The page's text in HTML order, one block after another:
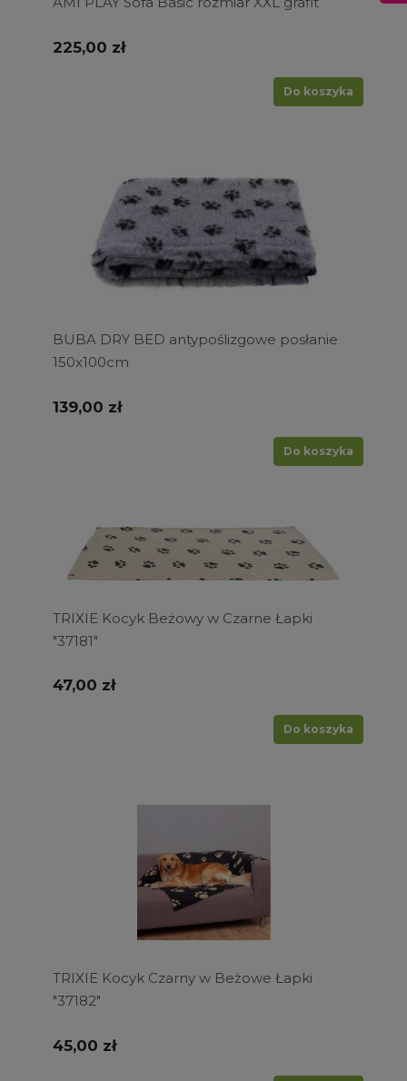
225,00 zł
Do koszyka
BUBA DRY BED antypoślizgowe posłanie
150x100cm
139,00 zł
Do koszyka
TRIXIE Kocyk Beżowy w Czarne Łapki
"37181"
47,00 zł
Do koszyka
TRIXIE Kocyk Czarny w Beżowe Łapki
"37182"
45,00 zł